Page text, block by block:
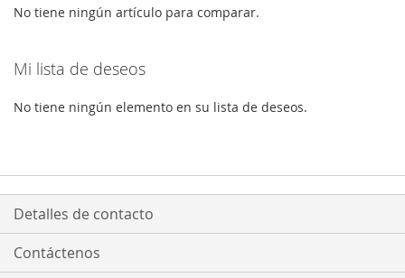
DE
DE
No tiene ningún artículo para comparar.
Mi lista de deseos
No tiene ningún elemento en su lista de deseos.
Detalles de contacto
Contáctenos